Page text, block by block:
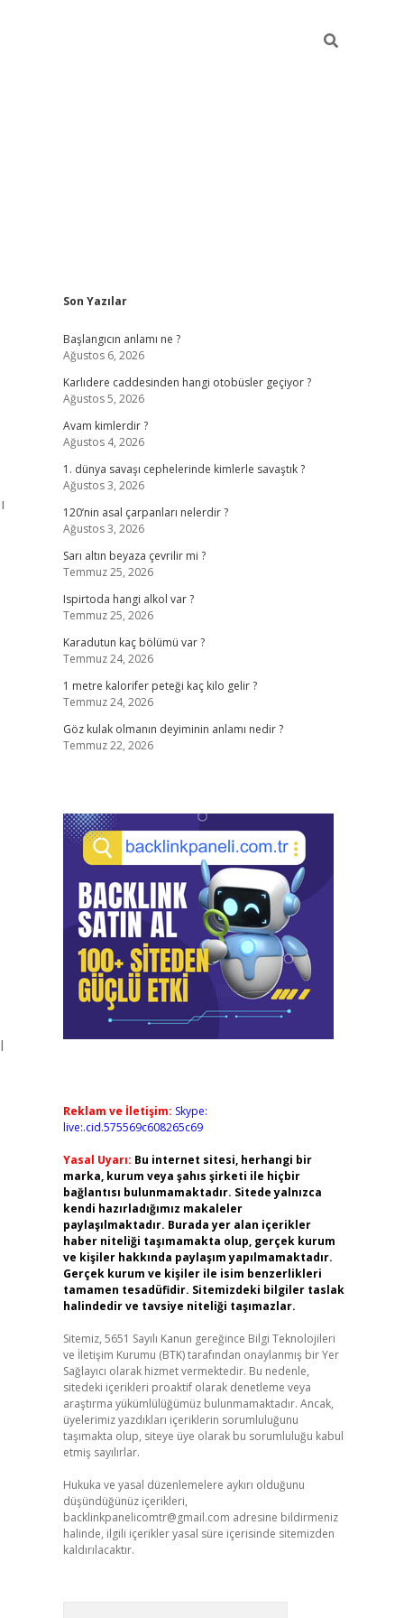
Sidebar
Son Yazılar
Başlangıcın anlamı ne ?
Ağustos 6, 2026
Karlıdere caddesinden hangi otobüsler geçiyor ?
Ağustos 5, 2026
Avam kimlerdir ?
Ağustos 4, 2026
1. dünya savaşı cephelerinde kimlerle savaştık ?
Ağustos 3, 2026
120’nin asal çarpanları nelerdir ?
Ağustos 3, 2026
Sarı altın beyaza çevrilir mi ?
Temmuz 25, 2026
Ispirtoda hangi alkol var ?
Temmuz 25, 2026
Karadutun kaç bölümü var ?
Temmuz 24, 2026
1 metre kalorifer peteği kaç kilo gelir ?
Temmuz 24, 2026
Göz kulak olmanın deyiminin anlamı nedir ?
Temmuz 22, 2026
Reklam ve İletişim: Skype:
live:.cid.575569c608265c69
Yasal Uyarı: Bu internet sitesi, herhangi bir
marka, kurum veya şahıs şirketi ile hiçbir
bağlantısı bulunmamaktadır. Sitede yalnızca
kendi hazırladığımız makaleler
paylaşılmaktadır. Burada yer alan içerikler
haber niteliği taşımamakta olup, gerçek kurum
ve kişiler hakkında paylaşım yapılmamaktadır.
Gerçek kurum ve kişiler ile isim benzerlikleri
tamamen tesadüfidir. Sitemizdeki bilgiler taslak
halindedir ve tavsiye niteliği taşımazlar.
Sitemiz, 5651 Sayılı Kanun gereğince Bilgi Teknolojileri
ve İletişim Kurumu (BTK) tarafından onaylanmış bir Yer
Sağlayıcı olarak hizmet vermektedir. Bu nedenle,
sitedeki içerikleri proaktif olarak denetleme veya
araştırma yükümlülüğümüz bulunmamaktadır. Ancak,
üyelerimiz yazdıkları içeriklerin sorumluluğunu
taşımakta olup, siteye üye olarak bu sorumluluğu kabul
etmiş sayılırlar.
Hukuka ve yasal düzenlemelere aykırı olduğunu
düşündüğünüz içerikleri,
backlinkpanelicomtr@gmail.com adresine bildirmeniz
halinde, ilgili içerikler yasal süre içerisinde sitemizden
kaldırılacaktır.
betexper giriş